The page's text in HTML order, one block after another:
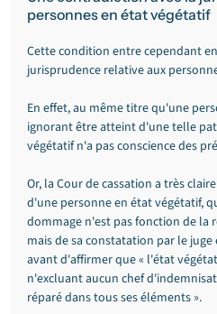
personnes en état végétatif
Cette condition entre cependant
jurisprudence relative aux
En effet, au même titre qu'une
ignorant être atteint d'une telle
végétatif n'a pas conscience des
Or, la Cour de cassation a très
d'une personne en état végétatif,
dommage n'est pas fonction de la
mais de sa constatation par le
avant d'affirmer que « l'état
n'excluant aucun chef
réparé dans tous ses éléments ».